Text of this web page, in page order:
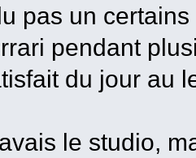
pas un
pendant
du jour au
le studio,